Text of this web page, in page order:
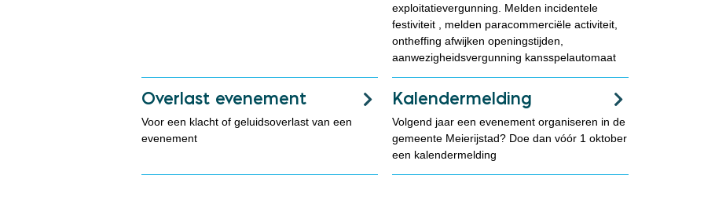
exploitatievergunning. Melden incidentele
festiviteit , melden paracommerciële activiteit,
ontheffing afwijken openingstijden,
aanwezigheidsvergunning kansspelautomaat
Overlast evenement
Voor een klacht of geluidsoverlast van een
evenement
Kalendermelding
Volgend jaar een evenement organiseren in de
gemeente Meierijstad? Doe dan vóór 1 oktober
een kalendermelding